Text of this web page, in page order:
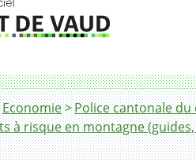
Economie Police cantonale
à risque en montagne